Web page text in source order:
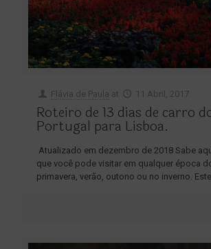
Flávia de Paula at 11 Abril, 2017
Roteiro de 13 dias de carro
Portugal para Lisboa.
Atualizado em dezembro de 2018 Sabe
que você pode visitar em qualquer época
primavera, verão, outono ou no inverno. Este